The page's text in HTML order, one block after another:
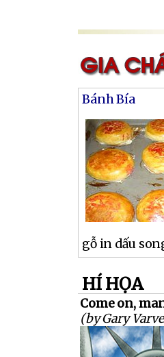
Bánh Bía
gỗ in dấu
HÍ HỌA
Come on,
(by Gary